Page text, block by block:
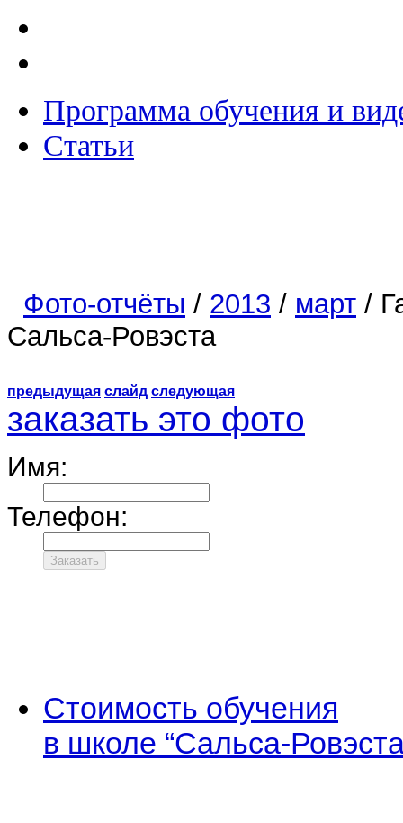
Программа обучения и
Статьи
Фото-отчёты / 2013 / март /
Сальса-Ровэста
предыдущая слайд следующая
заказать это фото
Имя:
Телефон:
Стоимость обучения
в школе “Сальса-